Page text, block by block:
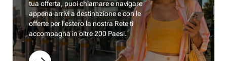
tua offerta, puoi chiamare e navigare
appena arrivi a destinazione e con le
offerte per l’estero la nostra Rete ti
accompagna in oltre 200 Paesi.